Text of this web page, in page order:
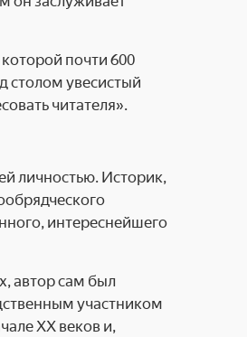
почти 600
столом увесистый
читателя».
личностью. Историк,
интереснейшего
автор сам был
участником
XX веков и,